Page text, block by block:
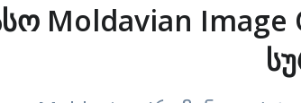
Moldavian Image